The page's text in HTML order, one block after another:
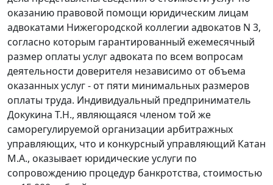
оказанию правовой помощи юридическим лицам
адвокатами Нижегородской коллегии адвокатов N 3,
согласно которым гарантированный ежемесячный
размер оплаты услуг адвоката по всем вопросам
деятельности доверителя независимо от объема
оказанных услуг - от пяти минимальных размеров
оплаты труда. Индивидуальный предприниматель
Докукина Т.Н., являющаяся членом той же
саморегулируемой организации арбитражных
управляющих, что и конкурсный управляющий Катан
М.А., оказывает юридические услуги по
сопровождению процедур банкротства, стоимостью